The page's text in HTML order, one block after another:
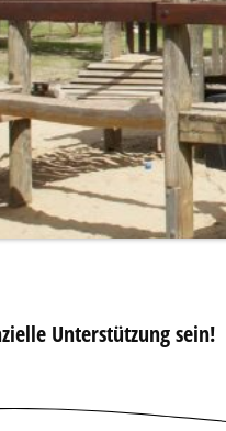
Unterstützung sein!